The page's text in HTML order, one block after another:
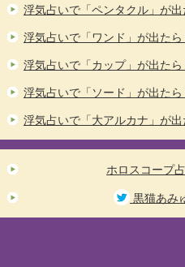
浮気占いで「ペンタクル」が出
浮気占いで「ワンド」が出たら
浮気占いで「カップ」が出たら
浮気占いで「ソード」が出たら
浮気占いで「大アルカナ」が出
ホロスコープ
黒猫あみ